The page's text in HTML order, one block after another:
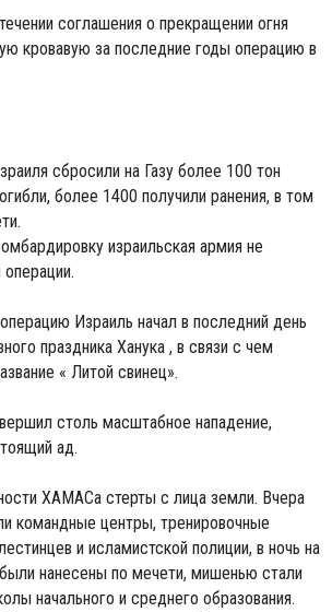
соглашения о прекращении огня
кровавую за последние годы операцию в
сбросили на Газу более 100 тон
более 1400 получили ранения, в том
израильская армия не
Израиль начал в последний день
праздника Ханука , в связи с чем
« Литой свинец».
столь масштабное нападение,
ад.
ХАМАСа стерты с лица земли. Вчера
командные центры, тренировочные
и исламистской полиции, в ночь на
нанесены по мечети, мишенью стали
начального и среднего образования.